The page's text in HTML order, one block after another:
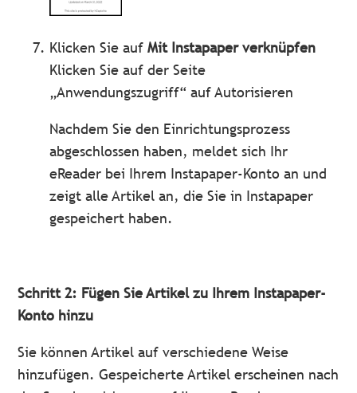
Klicken Sie aufMit Instapaper verknüpfen
Klicken Sie auf der Seite
„Anwendungszugriff“ auf Autorisieren
Nachdem Sie den Einrichtungsprozess
abgeschlossen haben, meldet sich Ihr
eReader bei Ihrem Instapaper-Konto an und
zeigt alle Artikel an, die Sie in Instapaper
gespeichert haben.
Schritt 2: Fügen Sie Artikel zu Ihrem Instapaper-
Konto hinzu
Sie können Artikel auf verschiedene Weise
hinzufügen. Gespeicherte Artikel erscheinen nach